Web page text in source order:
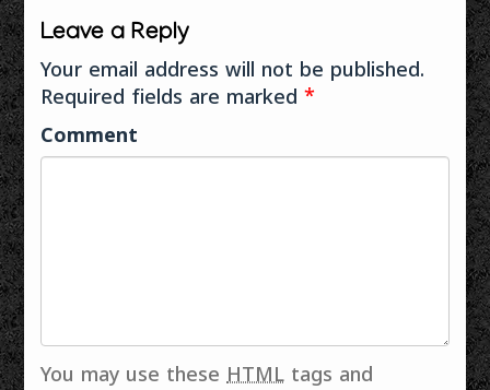
Leave a Reply
Your email address will not be published.
Required fields are marked*
Comment
You may use theseHTML tags and